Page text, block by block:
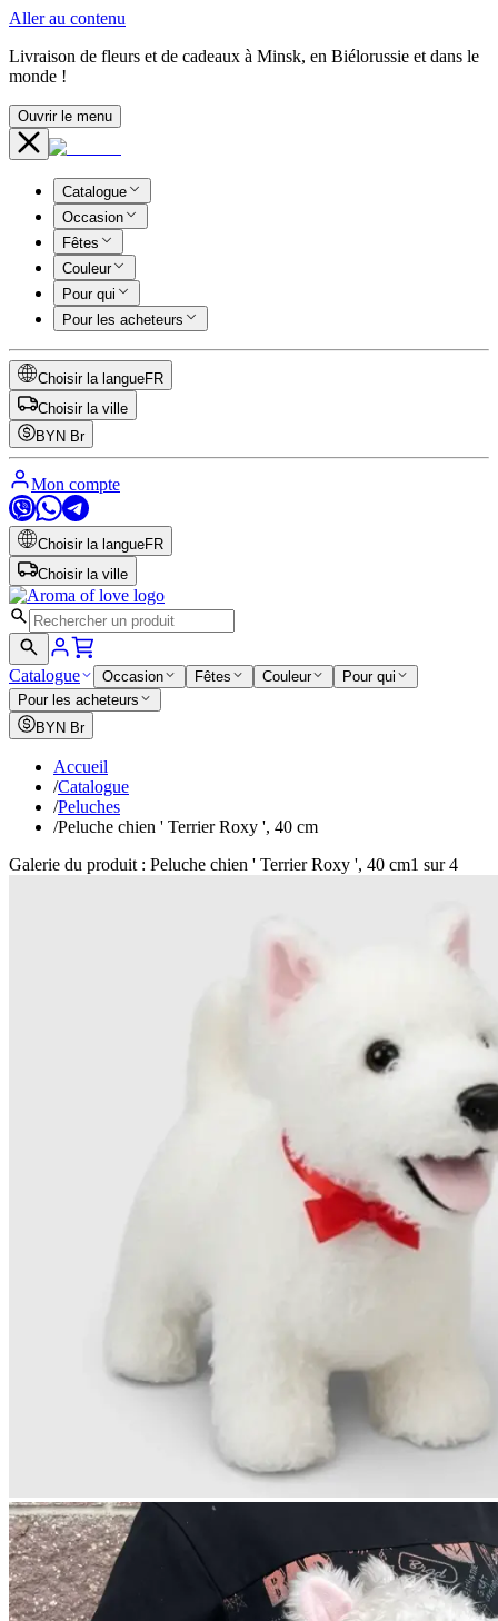
Aller au contenu
Livraison de fleurs et de cadeaux à Minsk, en Biélorussie et dans le
monde !
Ouvrir le menu
Catalogue
Occasion
Fêtes
Couleur
Pour qui
Pour les acheteurs
Choisir la langueFR
Choisir la ville
BYN Br
Mon compte
Choisir la langueFR
Choisir la ville
Catalogue Occasion Fêtes Couleur
Pour qui
Pour les acheteurs
BYN Br
Accueil
/Catalogue
/Peluches
/Peluche chien ' Terrier Roxy ', 40 cm
Galerie du produit : Peluche chien ' Terrier Roxy ', 40 cm1 sur 4